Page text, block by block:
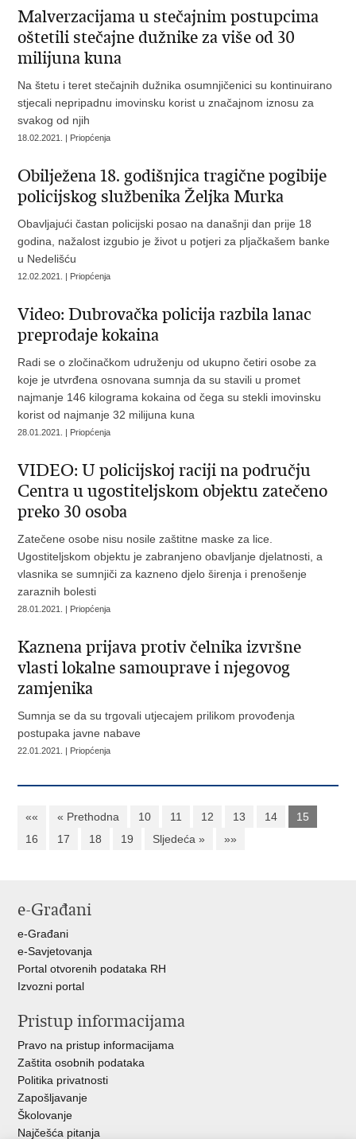
Malverzacijama u stečajnim postupcima
oštetili stečajne dužnike za više od 30
milijuna kuna
Na štetu i teret stečajnih dužnika osumnjičenici su kontinuirano
stjecali nepripadnu imovinsku korist u značajnom iznosu za
svakog od njih
18.02.2021. | Priopćenja
Obilježena 18. godišnjica tragične pogibije
policijskog službenika Željka Murka
Obavljajući častan policijski posao na današnji dan prije 18
godina, nažalost izgubio je život u potjeri za pljačkašem banke
u Nedelišću
12.02.2021. | Priopćenja
Video: Dubrovačka policija razbila lanac
preprodaje kokaina
Radi se o zločinačkom udruženju od ukupno četiri osobe za
koje je utvrđena osnovana sumnja da su stavili u promet
najmanje 146 kilograma kokaina od čega su stekli imovinsku
korist od najmanje 32 milijuna kuna
28.01.2021. | Priopćenja
VIDEO: U policijskoj raciji na području
Centra u ugostiteljskom objektu zatečeno
preko 30 osoba
Zatečene osobe nisu nosile zaštitne maske za lice.
Ugostiteljskom objektu je zabranjeno obavljanje djelatnosti, a
vlasnika se sumnjiči za kazneno djelo širenja i prenošenje
zaraznih bolesti
28.01.2021. | Priopćenja
Kaznena prijava protiv čelnika izvršne
vlasti lokalne samouprave i njegovog
zamjenika
Sumnja se da su trgovali utjecajem prilikom provođenja
postupaka javne nabave
22.01.2021. | Priopćenja
«« « Prethodna 10 11 12 13 14
15
16
17 18 19 Sljedeća » »»
e-Građani
e-Građani
e-Savjetovanja
Portal otvorenih podataka RH
Izvozni portal
Pristup informacijama
Pravo na pristup informacijama
Zaštita osobnih podataka
Politika privatnosti
Zapošljavanje
Školovanje
Najčešća pitanja